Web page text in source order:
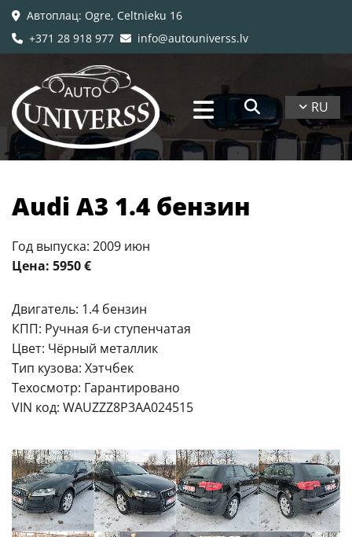
 Автоплац: Ogre, Celtnieku 16
 +371 28 918 977  info@autouniverss.lv
RU
Audi A3 1.4 бензин
Год выпуска: 2009 июн
Цена: 5950 €
Двигатель: 1.4 бензин
КПП: Ручная 6-и ступенчатая
Цвет: Чёрный металлик
Тип кузова: Хэтчбек
Техосмотр: Гарантировано
VIN код: WAUZZZ8P3AA024515